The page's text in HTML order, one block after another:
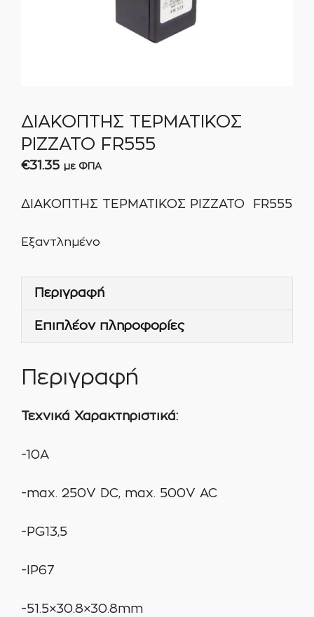
ΔΙΑΚΟΠΤΗΣ ΤΕΡΜΑΤΙΚΟΣ
PIZZATO FR555
€31.35 με ΦΠΑ
ΔΙΑΚΟΠΤΗΣ ΤΕΡΜΑΤΙΚΟΣ PIZZATO FR555
Εξαντλημένο
Περιγραφή
Επιπλέον πληροφορίες
Περιγραφή
Τεχνικά Χαρακτηριστικά:
-10A
-max. 250V DC, max. 500V AC
-PG13,5
-IP67
-51.5×30.8×30.8mm